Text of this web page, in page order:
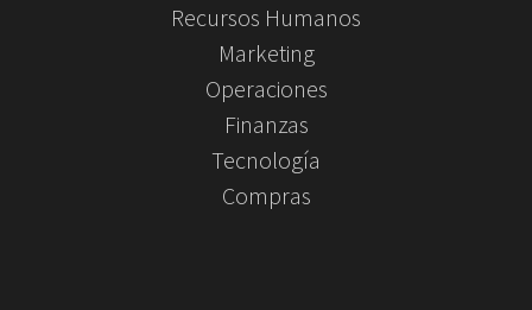
Recursos Humanos
Marketing
Operaciones
Finanzas
Tecnología
Compras